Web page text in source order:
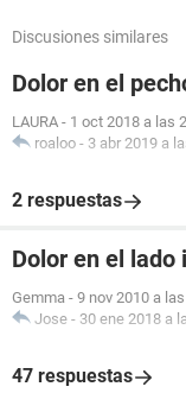
Discusiones similares
Dolor en el
LAURA - 1 oct 2018 a las
roaloo - 3 abr 2019 a
2 respuestas
Dolor en el
Gemma - 9 nov 2010 a
Jose - 30 ene 2018 a
47 respuestas